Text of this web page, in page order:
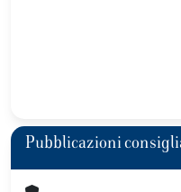
Pubblicazioni